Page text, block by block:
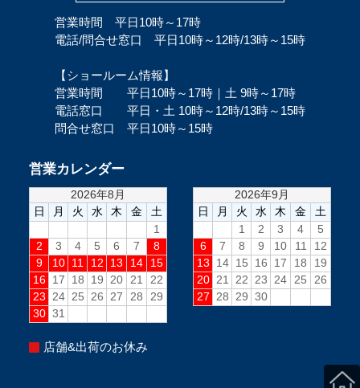
営業時間 平日10時～17時
電話/問合せ窓口 平日10時～12時/13時～15時
【ショールーム情報】
営業時間 平日10時～17時｜土 9時～17時
電話窓口 平日・土 10時～12時/13時～15時
問合せ窓口 平日10時～15時
営業カレンダー
店舗&出荷のお休み